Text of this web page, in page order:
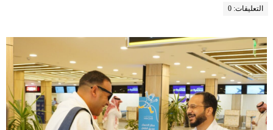
التعليقات: 0